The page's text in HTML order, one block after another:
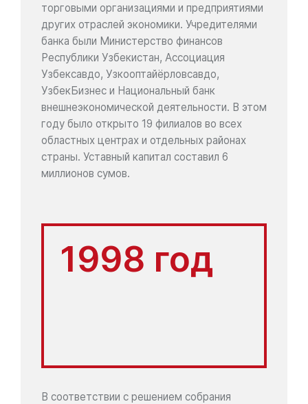
торговыми организациями и предприятиями
других отраслей экономики. Учредителями
банка были Министерство финансов
Республики Узбекистан, Ассоциация
Узбексавдо, Узкооптайёрловсавдо,
УзбекБизнес и Национальный банк
внешнеэкономической деятельности. В этом
году было открыто 19 филиалов во всех
областных центрах и отдельных районах
страны. Уставный капитал составил 6
миллионов сумов.
1998 год
В соответствии с решением собрания